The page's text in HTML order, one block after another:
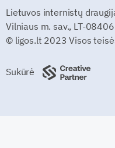
Lietuvos internistų
Vilniaus m. sav., LT-08406
© ligos.lt 2023 Visos
Sukūrė